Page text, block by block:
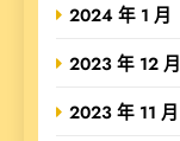
2024 年 1 月
2023 年 12 月
2023 年 11 月